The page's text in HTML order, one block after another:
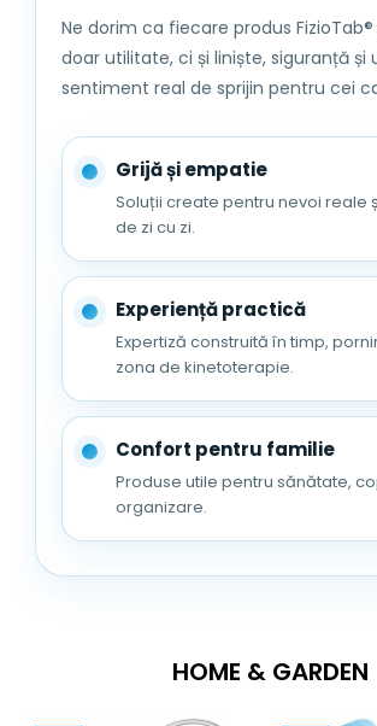
Ne dorim ca fiecare produs
doar utilitate, ci și liniște, siguranță și
sentiment real de sprijin pentru cei
Grijă și empatie
Soluții create pentru nevoi reale
de zi cu zi.
Experiență practică
Expertiză construită în timp,
zona de kinetoterapie.
Confort pentru familie
Produse utile pentru sănătate,
organizare.
HOME & GARDEN